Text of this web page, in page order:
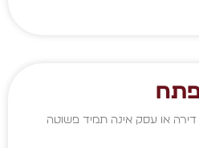
או עסק אינה תמיד פשוטה